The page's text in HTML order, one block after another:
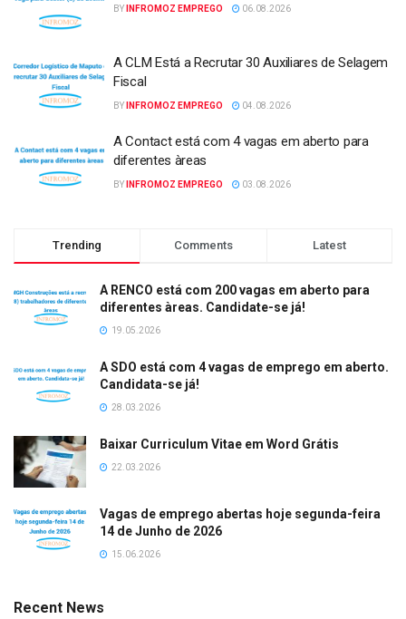
BY INFROMOZ EMPREGO 06.08.2026
A CLM Está a Recrutar 30 Auxiliares de Selagem
Fiscal
BY INFROMOZ EMPREGO 04.08.2026
A Contact está com 4 vagas em aberto para
diferentes àreas
BY INFROMOZ EMPREGO 03.08.2026
Trending Comments Latest
A RENCO está com 200 vagas em aberto para
diferentes àreas. Candidate-se já!
19.05.2026
A SDO está com 4 vagas de emprego em aberto.
Candidata-se já!
28.03.2026
Baixar Curriculum Vitae em Word Grátis
22.03.2026
Vagas de emprego abertas hoje segunda-feira
14 de Junho de 2026
15.06.2026
Recent News